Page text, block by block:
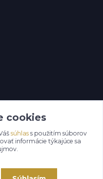
cookies
súhlass použitím súborov
informácie týkajúce sa